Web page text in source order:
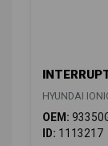
HYUNDAI
OEM:
ID: 1113217